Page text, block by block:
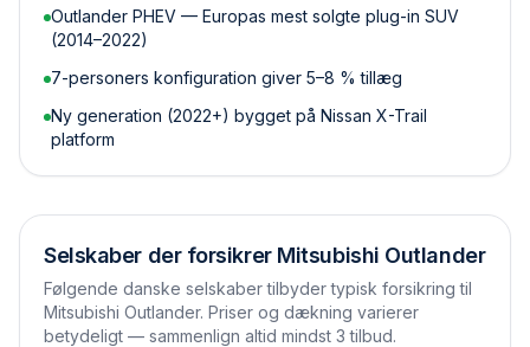
Outlander PHEV — Europas mest solgte plug-in SUV
(2014–2022)
7-personers konfiguration giver 5–8 % tillæg
Ny generation (2022+) bygget på Nissan X-Trail
platform
Selskaber der forsikrer Mitsubishi Outlander
Følgende danske selskaber tilbyder typisk forsikring til
Mitsubishi Outlander. Priser og dækning varierer
betydeligt — sammenlign altid mindst 3 tilbud.